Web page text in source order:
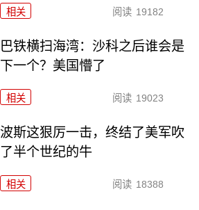
相关 阅读 19182
巴铁横扫海湾：沙科之后谁会是
下一个？美国懵了
相关 阅读 19023
波斯这狠厉一击，终结了美军吹
了半个世纪的牛
相关 阅读 18388